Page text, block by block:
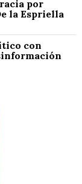
por
la Espriella
con